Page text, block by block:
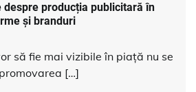
producția publicitară în
și branduri
să fie mai vizibile în piață nu se
[…]